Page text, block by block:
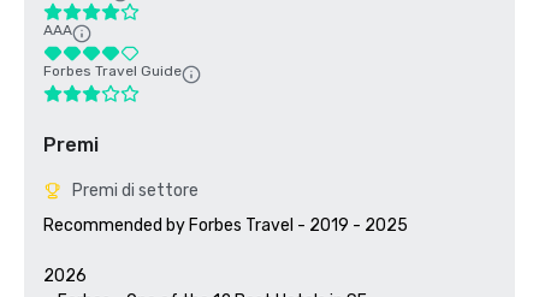
AAA
Forbes Travel Guide
Premi
Premi di settore
Recommended by Forbes Travel - 2019 - 2025
2026